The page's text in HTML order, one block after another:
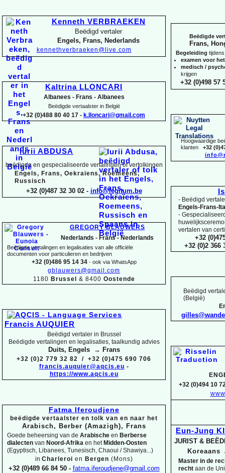
Beëdigde
Frans,
Begeleiding
examen voor
medisch /
krijgen
+32 (0)498 57
Hoogwaardige
klanten +32
- Beëdigd
Engels-Frans-
-
vertalen van
+32
+32 (0)2 366
Beëdigd
(België)
+32 (0)494 10
Eun-Jung
JURIST &
Koreaans
Master in de
recht aan de
Kenneth VERBRAEKEN
Beëdigd vertaler
Engels, Frans, Nederlands
kennethverbraeken@live.com
Kaltrina LLONCARI
Albanees -Frans -Albanees
Beëdigde vertaalster in België
+32 (0)488 80 40 17 - k.lloncari@gmail.com
Iurii ABDUSA
beëdigde en gespecialiseerde vertalingen of vertolkingen
Engels, Frans, Oekraïens, Roemeens,
Russisch
+32 (0)487 32 30 02 - info@legitum.be
GREGORY BLAUWERS
Nederlands - Frans -Nederlands
Beëdigde vertalingen en legalisaties van alle officiële
documenten voor particulieren en bedrijven
+32 (0)486 95 14 34 -ook via WhatsApp
gblauwers@gmail.com
1180 Brussel & 8400 Oostende
Francis AUQUIER
Beëdigd vertaler in Brussel
Beëdigde vertalingen en legalisaties, taalkundig advies
Duits, Engels → Frans
+32 (0)2 779 32 82 / +32 (0)475 690 706
francis.auquier@aqcis.eu -
https://www.aqcis.eu
Fatma Iferoudjene
beëdigde vertaalster en tolk van en naar het
Arabisch, Berber (Amazigh), Frans
Goede beheersing van de Arabische en Berberse
dialecten van Noord-Afrika en hetMidden-Oosten
(Egyptisch, Libanees, Tunesisch, Chaoui / Shawiya...)
in Charleroi en Bergen (Mons)
+32 (0)489 66 84 50 - fatma.iferoudjene@gmail.com